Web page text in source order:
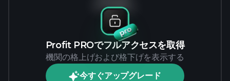
Profit PROでフルアクセスを取得
機関の格上げおよび格下げを表示する
今すぐアップグレード
データなし